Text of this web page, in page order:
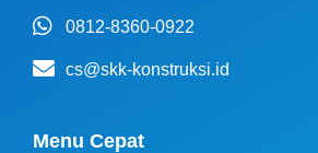
0812-8360-0922
cs@skk-konstruksi.id
Menu Cepat